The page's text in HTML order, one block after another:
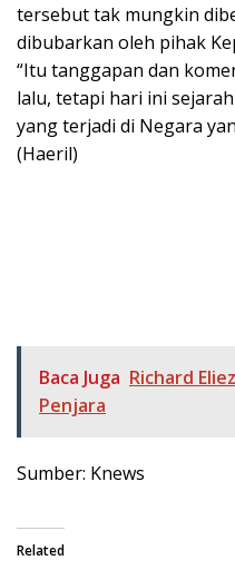
tersebut tak mungkin
dibubarkan oleh pihak
“Itu tanggapan dan
lalu, tetapi hari ini
yang terjadi di Negara
(Haeril)
Baca Juga Richard
Penjara
Sumber: Knews
Related